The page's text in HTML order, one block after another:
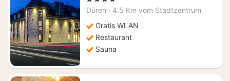
ab
Düren · 4.5 Km vom Stadtzentrum
Gratis WLAN
Restaurant
Sauna